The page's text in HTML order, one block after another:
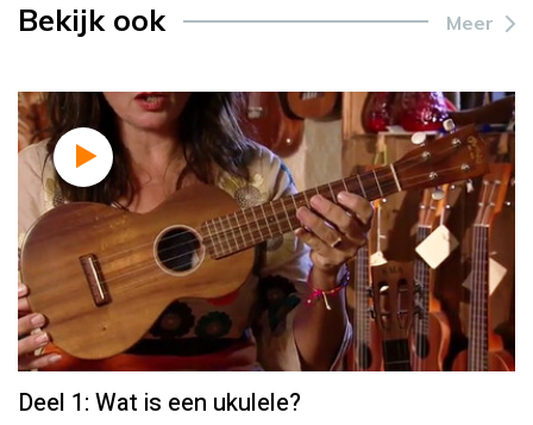
Bekijk ook Meer
Deel 1: Wat is een ukulele?